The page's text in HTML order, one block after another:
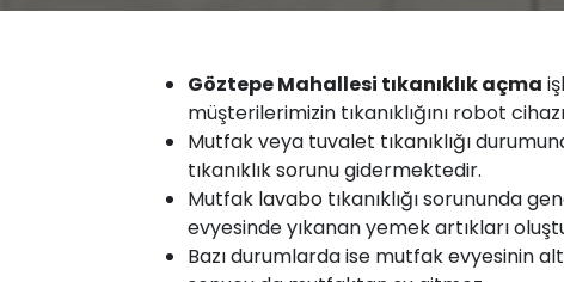
Göztepe Mahallesi tıkanıklıkaçma
müşterilerimizin tıkanıklığını robot
Mutfakveya tuvalet tıkanıklığı
tıkanıklık sorunugidermektedir.
Mutfak lavabo tıkanıklığı sorununda
evyesinde yıkanan yemek artıkları
Bazı durumlarda ise mutfak evyesinin